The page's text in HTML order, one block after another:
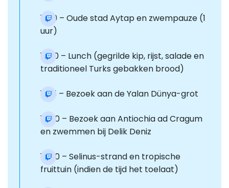
11:00 – Oude stad Aytap en zwempauze (1
uur)
12:30 – Lunch (gegrilde kip, rijst, salade en
traditioneel Turks gebakken brood)
13:15 – Bezoek aan de Yalan Dünya-grot
14:30 – Bezoek aan Antiochia ad Cragum
en zwemmen bij Delik Deniz
16:00 – Selinus-strand en tropische
fruittuin (indien de tijd het toelaat)